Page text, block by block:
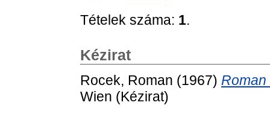
Tételek száma: 1.
Kézirat
Rocek, Roman (1967)
Wien (Kézirat)